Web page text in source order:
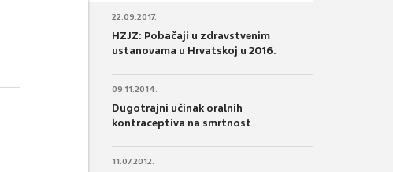
22.09.2017.
HZJZ: Pobačaji u zdravstvenim
ustanovama u Hrvatskoj u 2016.
09.11.2014.
Dugotrajni učinak oralnih
kontraceptiva na smrtnost
11.07.2012.